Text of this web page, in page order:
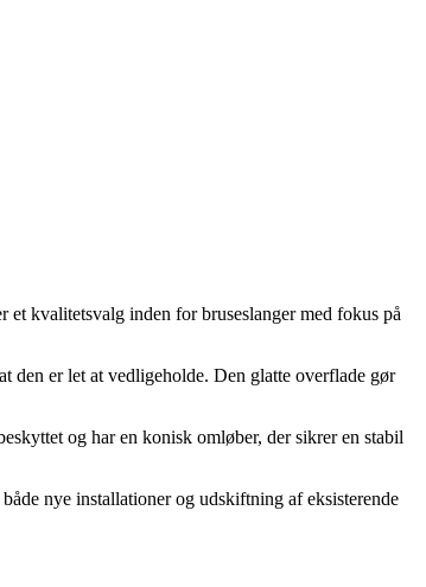
kvalitetsvalg inden for bruseslanger med fokus på
den er let at vedligeholde. Den glatte overflade gør
og har en konisk omløber, der sikrer en stabil
nye installationer og udskiftning af eksisterende